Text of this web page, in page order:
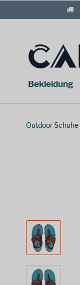
Bekleidung
Outdoor Schuhe